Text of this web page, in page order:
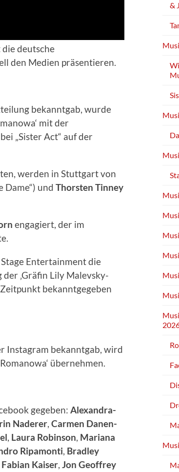
deutsche
den Medien präsentieren.
bekanntgab, wurde
mit der
„Sister Act“ auf der
werden in Stuttgart von
Dame“) und Thorsten Tinney
engagiert, der im
Entertainment die
‚Gräfin Lily Malevsky-
bekanntgegeben
Instagram bekanntgab, wird
übernehmen.
gegeben: Alexandra-
Naderer, Carmen Danen-
, Laura Robinson, Mariana
Ripamonti, Bradley
Fabian Kaiser, Jon Geoffrey
&